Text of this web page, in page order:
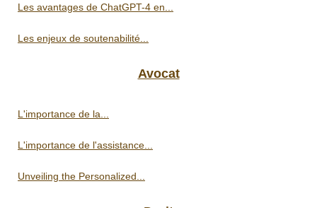
Les avantages de ChatGPT-4 en...
Les enjeux de soutenabilité...
Avocat
L'importance de la...
L'importance de l'assistance...
Unveiling the Personalized...